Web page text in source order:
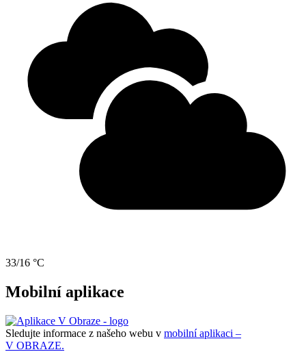
33/16 °C
Mobilní aplikace
Sledujte informace z našeho webu v mobilní aplikaci –
V OBRAZE.